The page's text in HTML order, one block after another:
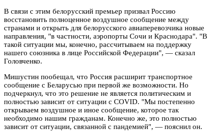
В связи с этим белорусский премьер призвал Россию
восстановить полноценное воздушное сообщение между
странами и открыть для белорусского авиаперевозчика новые
направления, "в частности, аэропорты Сочи и Краснодара". "В
такой ситуации мы, конечно, рассчитываем на поддержку
нашего союзника в лице Российской Федерации", — сказал
Головченко.
Мишустин пообещал, что Россия расширит транспортное
сообщение с Беларусью при первой же возможности. Но
подчеркнул, что это решение не является политическим и
полностью зависит от ситуации с COVID. "Мы постепенно
открываем воздушное и иное сообщение, которое так
необходимо нашим гражданам. Конечно же, это полностью
зависит от ситуации, связанной с пандемией", — пояснил он.